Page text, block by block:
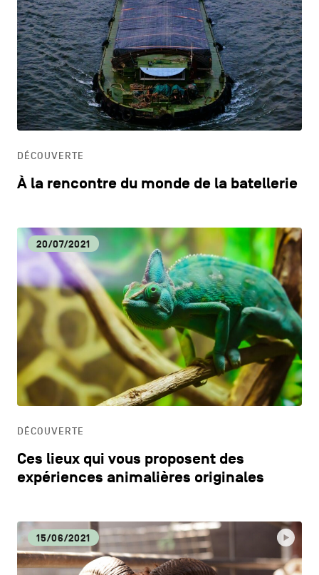
DÉCOUVERTE
À la rencontre du monde de la batellerie
20/07/2021
DÉCOUVERTE
Ces lieux qui vous proposent des
expériences animalières originales
15/06/2021